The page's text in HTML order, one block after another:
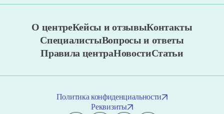
Сенсорная интеграция
Биоакустическая коррекция (БАК)
Транскраниальная микрополяризация (ТКМП)
Занятия на аппарате Forbrain (Форбрейн)
Песочная терапия
Занятия со специалистами
Аппаратные методы коррекции
Медицинская реабилитация
Кинезиотейпирование
О центреКейсы и отзывыКонтакты
СпециалистыВопросы и ответы
Правила центраНовостиСтатьи
Политика конфиденциальности
Реквизиты